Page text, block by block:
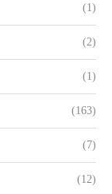
(1)
(2)
(1)
(163)
(7)
(12)